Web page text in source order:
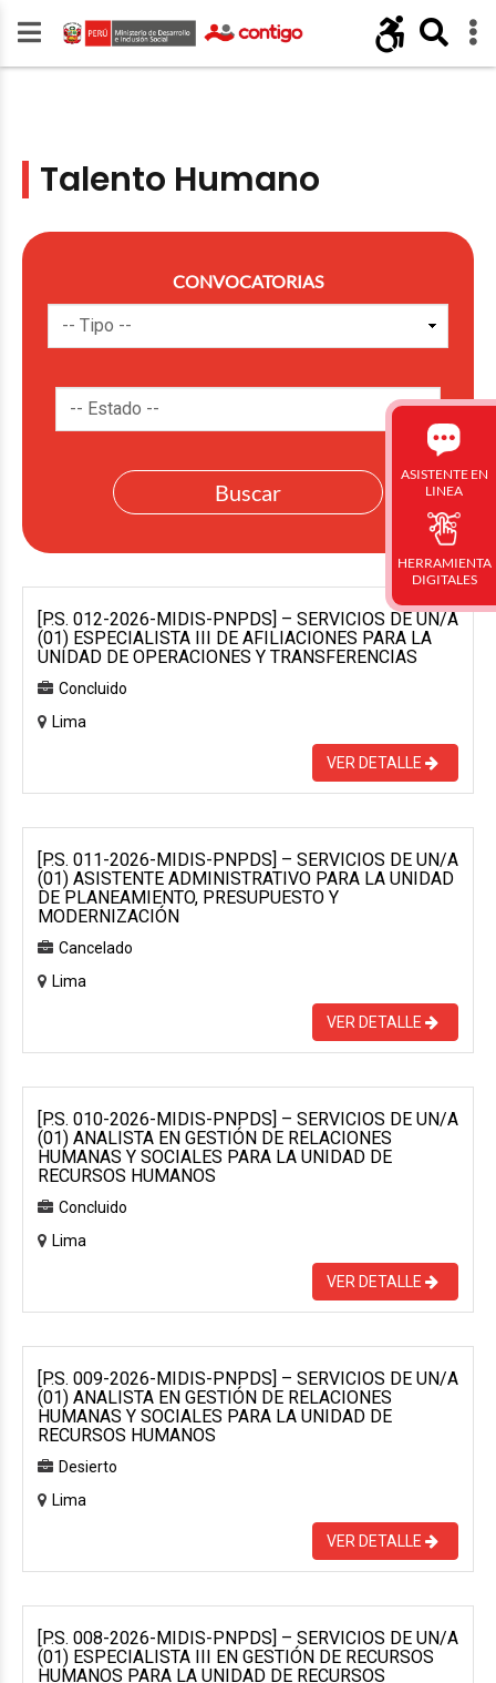
Talento Humano
CONVOCATORIAS
[P.S. 012-2026-MIDIS-PNPDS] – SERVICIOS DE UN/A
(01) ESPECIALISTA III DE AFILIACIONES PARA LA
UNIDAD DE OPERACIONES Y TRANSFERENCIAS
Concluido
Lima
VER DETALLE
[P.S. 011-2026-MIDIS-PNPDS] – SERVICIOS DE UN/A
(01) ASISTENTE ADMINISTRATIVO PARA LA UNIDAD
DE PLANEAMIENTO, PRESUPUESTO Y
MODERNIZACIÓN
Cancelado
Lima
VER DETALLE
[P.S. 010-2026-MIDIS-PNPDS] – SERVICIOS DE UN/A
(01) ANALISTA EN GESTIÓN DE RELACIONES
HUMANAS Y SOCIALES PARA LA UNIDAD DE
RECURSOS HUMANOS
Concluido
Lima
VER DETALLE
[P.S. 009-2026-MIDIS-PNPDS] – SERVICIOS DE UN/A
(01) ANALISTA EN GESTIÓN DE RELACIONES
HUMANAS Y SOCIALES PARA LA UNIDAD DE
RECURSOS HUMANOS
Desierto
Lima
VER DETALLE
[P.S. 008-2026-MIDIS-PNPDS] – SERVICIOS DE UN/A
(01) ESPECIALISTA III EN GESTIÓN DE RECURSOS
HUMANOS PARA LA UNIDAD DE RECURSOS
ASISTENTE EN
LINEA
HERRAMIENTA
DIGITALES